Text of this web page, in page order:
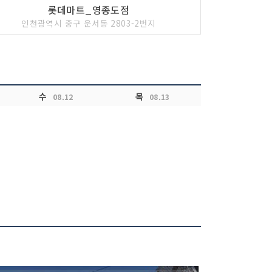
롯데마트_영종도점
인천광역시 중구 운서동 2803-2번지
수 08.12 목 08.13